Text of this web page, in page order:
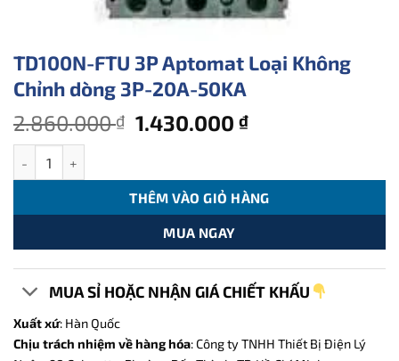
TD100N-FTU 3P Aptomat Loại Không
Chỉnh dòng 3P-20A-50KA
2.860.000₫ Giá
2.860.000 ₫.
1.430.000₫Giá
là:
1.430.000 ₫.
THÊM VÀO GIỎ HÀNG
MUA NGAY
MUA SỈ HOẶC NHẬN GIÁ CHIẾT KHẤU
Xuất xứ: Hàn Quốc
Chịu trách nhiệm về hàng hóa: Công ty TNHH Thiết Bị Điện Lý